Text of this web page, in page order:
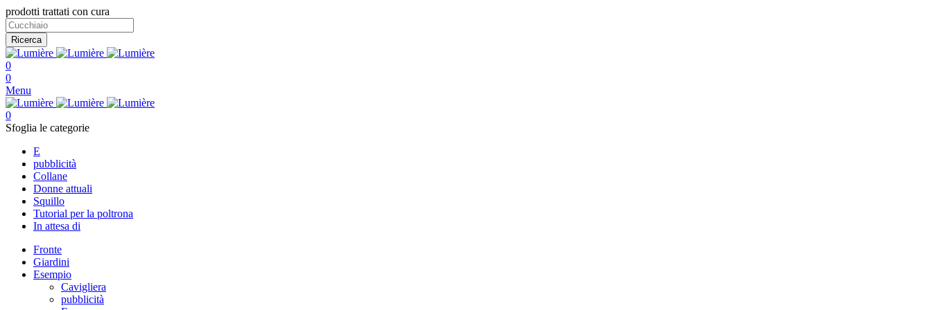
prodotti trattati con cura
Ricerca
0
0
Menu
0
Sfoglia le categorie
E
pubblicità
Collane
Donne attuali
Squillo
Tutorial per la poltrona
In attesa di
Fronte
Giardini
Esempio
Cavigliera
pubblicità